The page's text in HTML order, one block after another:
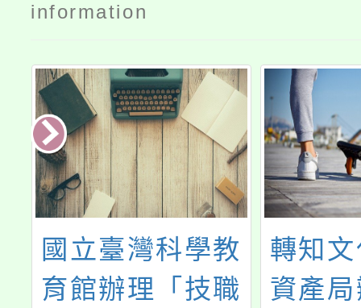
information
國立臺灣科學教
育館辦理「技職
轉知
資產